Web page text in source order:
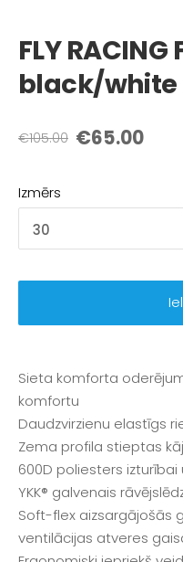
FLY
black/white
€105.00 €65.00
Izmērs
Sieta komforta
komfortu
Daudzvirzienu elastīgs
Zema profila stieptas
600D poliesters
YKK® galvenais
Soft-flex aizsargājošās
ventilācijas atveres